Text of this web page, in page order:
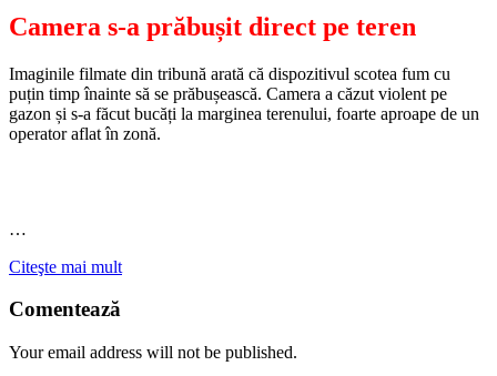
Camera s-a prăbușit direct pe teren
Imaginile filmate din tribună arată că dispozitivul scotea fum cu
puțin timp înainte să se prăbușească. Camera a căzut violent pe
gazon și s-a făcut bucăți la marginea terenului, foarte aproape de un
operator aflat în zonă.
…
Citeşte mai mult
Comentează
Your email address will not be published.